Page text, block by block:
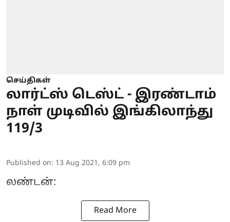
செய்திகள்
லார்ட்ஸ் டெஸ்ட் - இரண்டாம்
நாள் முடிவில் இங்கிலாந்து
119/3
Published on: 13 Aug 2021, 6:09 pm
லண்டன்:
Read More